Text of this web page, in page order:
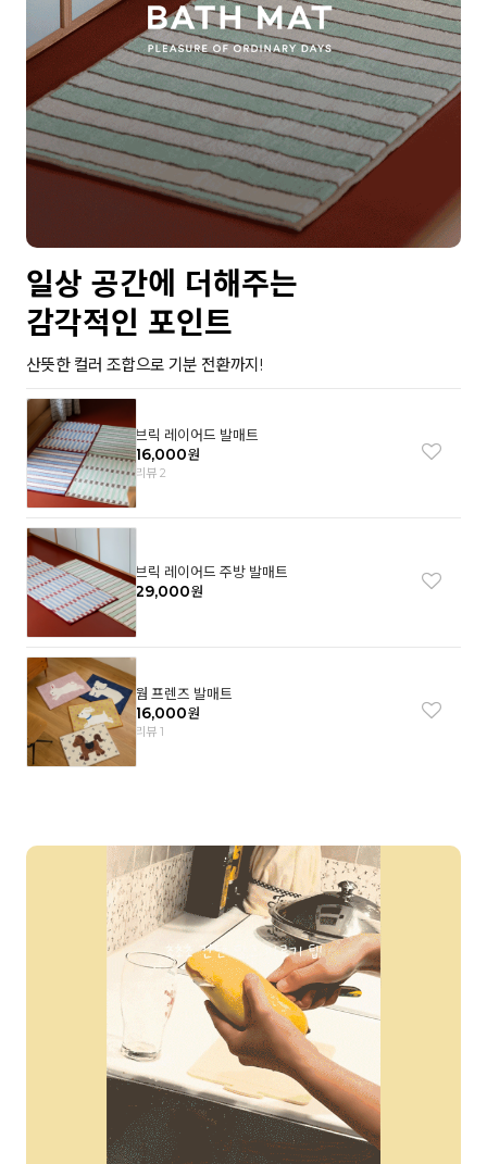
일상 공간에 더해주는
감각적인 포인트
산뜻한 컬러 조합으로 기분 전환까지!
브릭 레이어드 발매트
16,000원
리뷰 2
브릭 레이어드 주방 발매트
29,000원
웜 프렌즈 발매트
16,000원
리뷰 1